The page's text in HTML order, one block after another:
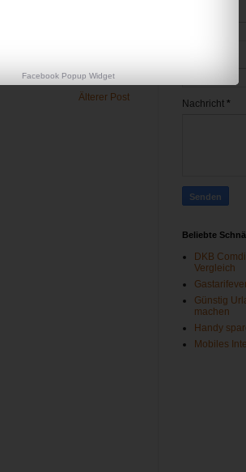
Älterer Post
Nachricht *
Beliebte
DKB
Vergleich
Günstig
machen
Handy
Mobiles
Facebook Popup Widget